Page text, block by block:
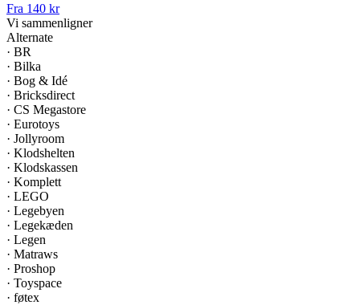
Fra 140 kr
Vi sammenligner
Alternate
· BR
· Bilka
· Bog & Idé
· Bricksdirect
· CS Megastore
· Eurotoys
· Jollyroom
· Klodshelten
· Klodskassen
· Komplett
· LEGO
· Legebyen
· Legekæden
· Legen
· Matraws
· Proshop
· Toyspace
· føtex